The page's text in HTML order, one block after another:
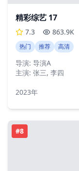
精彩综艺 17
7.3 863.9K
热门 推荐 高清
导演: 导演A
主演: 张三, 李四
2023年
#8